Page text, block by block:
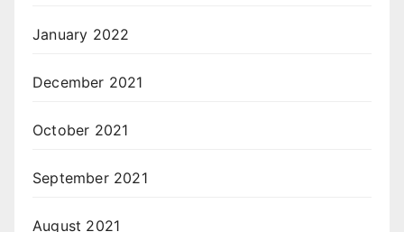
January 2022
December 2021
October 2021
September 2021
August 2021